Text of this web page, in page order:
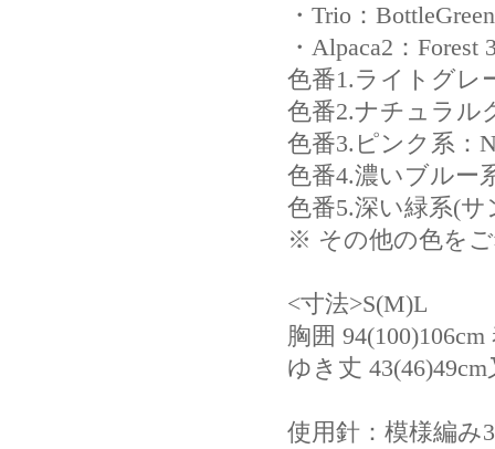
・Trio：
・Alpaca2：Forest
色番1.ライトグレ
色番2.ナチュラル
色番3.ピンク系：
色番4.濃いブルー
色番5.深い緑系(サ
※ その他の色を
<寸法>S(M)L
胸囲
ゆき丈
使用針：模様編み